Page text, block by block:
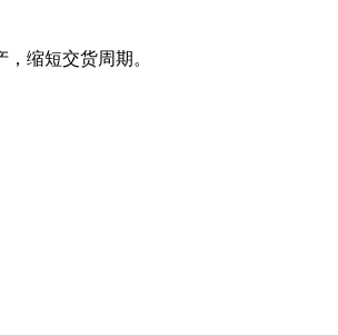
缩短交货周期。